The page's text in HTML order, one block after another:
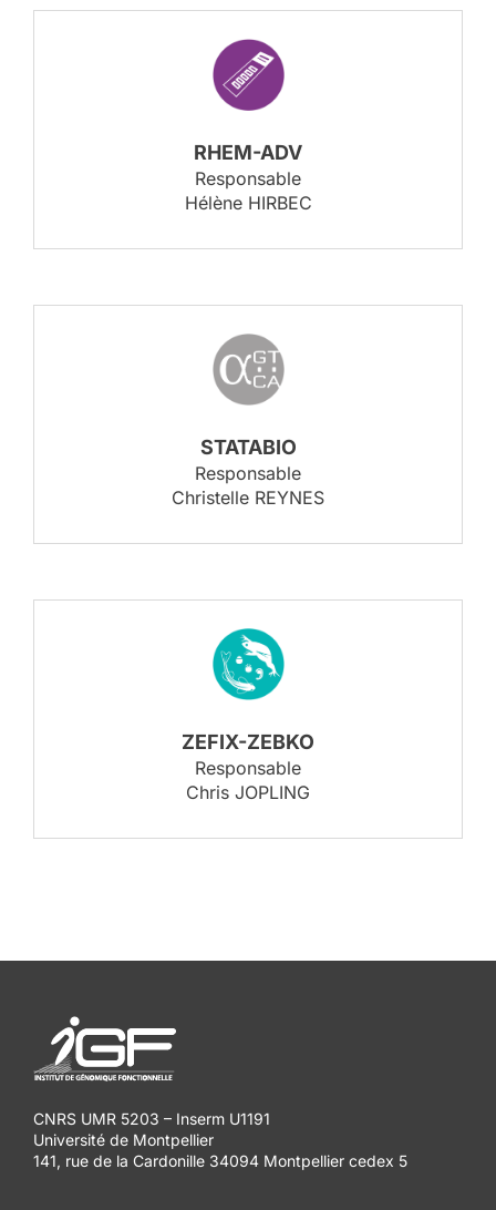
RHEM-ADV
Responsable
Hélène HIRBEC
STATABIO
Responsable
Christelle REYNES
ZEFIX-ZEBKO
Responsable
Chris JOPLING
CNRS UMR 5203 – Inserm U1191
Université de Montpellier
141, rue de la Cardonille 34094 Montpellier cedex 5